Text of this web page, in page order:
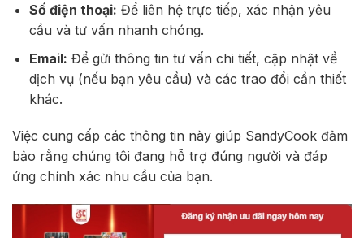
Số điện thoại: Để liên hệ trực tiếp, xác nhận yêu
cầu và tư vấn nhanh chóng.
Email: Để gửi thông tin tư vấn chi tiết, cập nhật về
dịch vụ (nếu bạn yêu cầu) và các trao đổi cần thiết
khác.
Việc cung cấp các thông tin này giúp SandyCook đảm
bảo rằng chúng tôi đang hỗ trợ đúng người và đáp
ứng chính xác nhu cầu của bạn.